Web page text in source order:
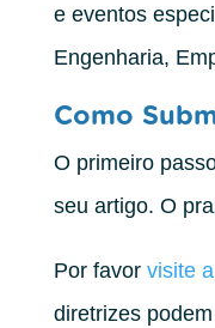
e eventos
Engenharia,
Como
O primeiro
seu artigo. O
Por favor visite
diretrizes